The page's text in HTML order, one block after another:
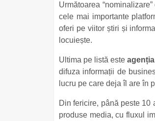
Următoarea
cele mai importante
oferi pe viitor știri și
locuiește.
Ultima pe listă este
difuza informații de
lucru pe care deja îl are în
Din fericire, până peste 10
produse media, cu fluxul